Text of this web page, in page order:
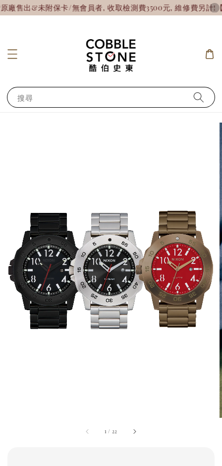
售出&未附保卡/無會員者, 收取檢測費3500元, 維修費另計!【7
搜尋
1 / 22